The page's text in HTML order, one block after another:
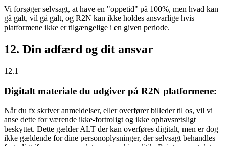
Vi forsøger selvsagt, at have en "oppetid" på 100%, men hvad kan
gå galt, vil gå galt, og R2N kan ikke holdes ansvarlige hvis
platformene ikke er tilgængelige i en given periode.
12. Din adfærd og dit ansvar
12.1
Digitalt materiale du udgiver på R2N platformene:
Når du fx skriver anmeldelser, eller overfører billeder til os, vil vi
anse dette for værende ikke-fortroligt og ikke ophavsretsligt
beskyttet. Dette gælder ALT der kan overføres digitalt, men er dog
ikke gældende for dine personoplysninger, der selvsagt behandles